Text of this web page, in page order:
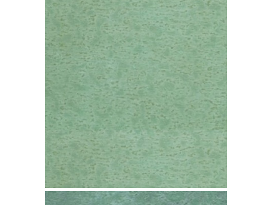
Cobre TECU Patina
Hamburg